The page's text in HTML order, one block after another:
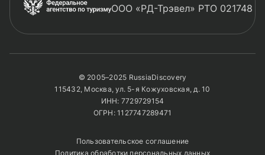
ООО «РД-Трэвел» РТО 021748
© 2005–2025 RussiaDiscovery
115432, Москва, ул. 5-я Кожуховская, д. 10
ИНН: 7729729154
ОГРН: 1127747289471
Пользовательское соглашение
Политика обработки персональных данных